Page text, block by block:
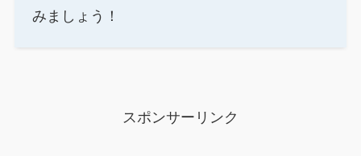
みましょう！
スポンサーリンク